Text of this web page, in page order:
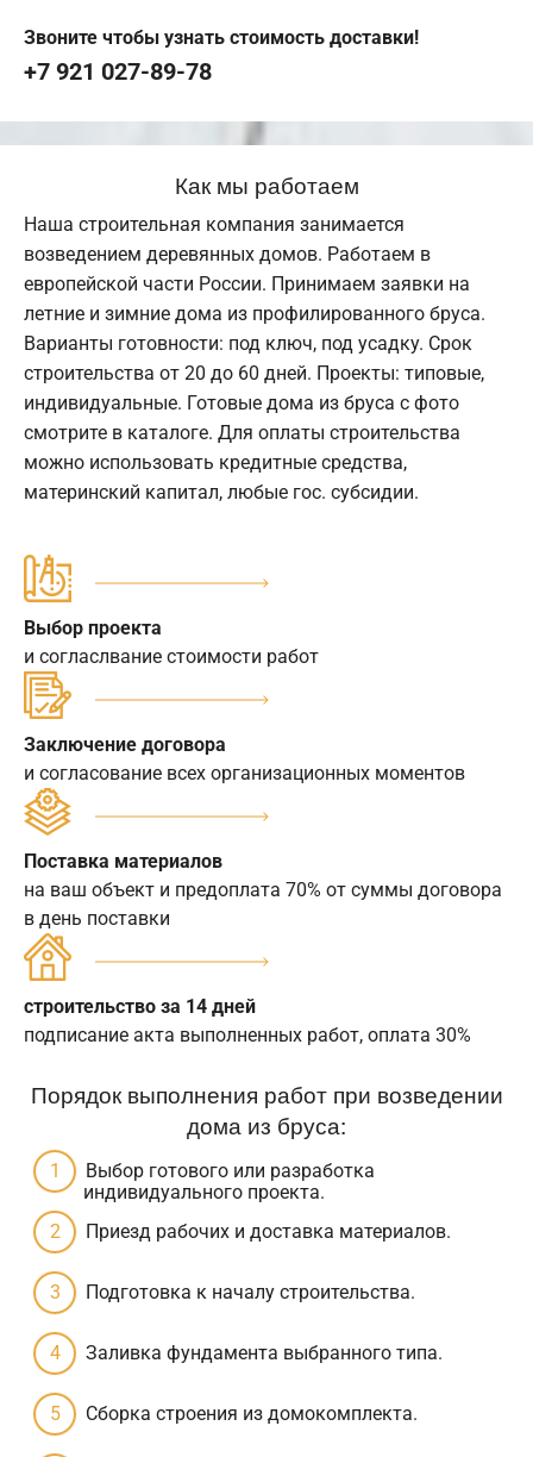
Звоните чтобы узнать стоимость доставки!
+7 921 027-89-78
Как мы работаем
Наша строительная компания занимается
возведением деревянных домов. Работаем в
европейской части России. Принимаем заявки на
летние и зимние дома из профилированного бруса.
Варианты готовности: под ключ, под усадку. Срок
строительства от 20 до 60 дней. Проекты: типовые,
индивидуальные. Готовые дома из бруса с фото
смотрите в каталоге. Для оплаты строительства
можно использовать кредитные средства,
материнский капитал, любые гос. субсидии.
Выбор проекта
и согласлвание стоимости работ
Заключение договора
и согласование всех организационных моментов
Поставка материалов
на ваш объект и предоплата 70% от суммы договора
в день поставки
строительство за 14 дней
подписание акта выполненных работ, оплата 30%
Порядок выполнения работ при возведении
дома из бруса:
Выбор готового или разработка
индивидуального проекта.
Приезд рабочих и доставка материалов.
Подготовка к началу строительства.
Заливка фундамента выбранного типа.
Сборка строения из домокомплекта.